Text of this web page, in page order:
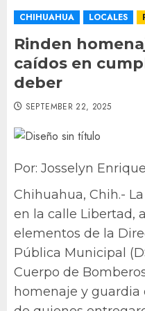
CHIHUAHUA LOCALES
Rinden
caídos en
deber
SEPTEMBER 22, 2025
Por: Josselyn
Chihuahua, Chih.-
en la calle Libertad,
elementos de la
Pública Municipal
Cuerpo de
homenaje y